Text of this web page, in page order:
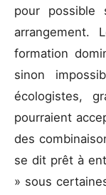
pour possible
arrangement.
formation
sinon
écologistes,
pourraient
des
se dit prêt à
» sous